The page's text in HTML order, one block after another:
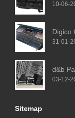
10-06-
Digico
31-01-
d&b
03-12-
Sitemap